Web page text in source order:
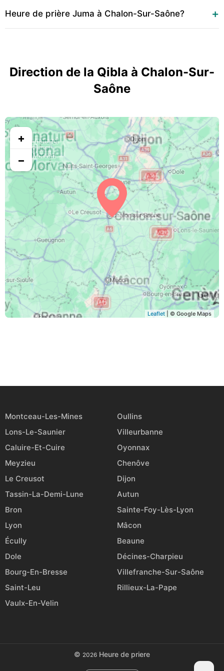
Heure de prière Juma à Chalon-Sur-Saône?
Direction de la Qibla à Chalon-Sur-
Saône
+
−
Leaflet | © Google Maps
Montceau-Les-Mines
Oullins
Lons-Le-Saunier
Villeurbanne
Caluire-Et-Cuire
Oyonnax
Meyzieu
Chenôve
Le Creusot
Dijon
Tassin-La-Demi-Lune
Autun
Bron
Sainte-Foy-Lès-Lyon
Lyon
Mâcon
Écully
Beaune
Dole
Décines-Charpieu
Bourg-En-Bresse
Villefranche-Sur-Saône
Saint-Leu
Rillieux-La-Pape
Vaulx-En-Velin
© 2026 Heure de priere